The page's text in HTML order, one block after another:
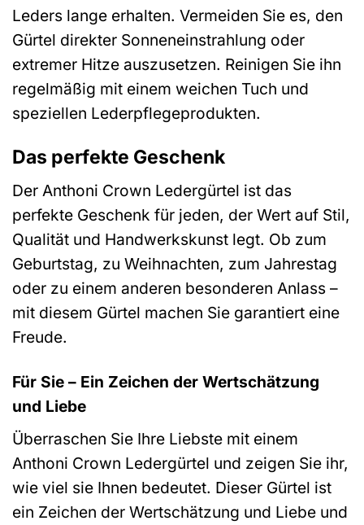
Leders lange erhalten. Vermeiden Sie es, den
Gürtel direkter Sonneneinstrahlung oder
extremer Hitze auszusetzen. Reinigen Sie ihn
regelmäßig mit einem weichen Tuch und
speziellen Lederpflegeprodukten.
Das perfekte Geschenk
Der Anthoni Crown Ledergürtel ist das
perfekte Geschenk für jeden, der Wert auf Stil,
Qualität und Handwerkskunst legt. Ob zum
Geburtstag, zu Weihnachten, zum Jahrestag
oder zu einem anderen besonderen Anlass –
mit diesem Gürtel machen Sie garantiert eine
Freude.
Für Sie – Ein Zeichen der Wertschätzung
und Liebe
Überraschen Sie Ihre Liebste mit einem
Anthoni Crown Ledergürtel und zeigen Sie ihr,
wie viel sie Ihnen bedeutet. Dieser Gürtel ist
ein Zeichen der Wertschätzung und Liebe und